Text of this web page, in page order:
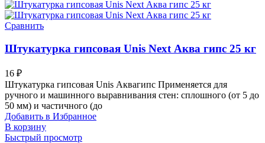
Сравнить
Штукатурка гипсовая Unis Next Аква гипс 25 кг
16 ₽
Штукатурка гипсовая Unis Аквагипс Применяется для
ручного и машинного выравнивания стен: сплошного (от 5 до
50 мм) и частичного (до
Добавить в Избранное
В корзину
Быстрый просмотр